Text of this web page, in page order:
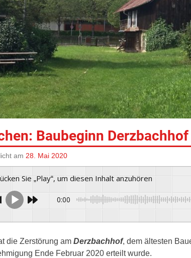
Baubeginn Derzbachhof
am 28. Mai 2020
Sie „Play“, um diesen Inhalt anzuhören
0:00
die Zerstörung am Derzbachhof, dem ältesten
Ende Februar 2020 erteilt wurde.